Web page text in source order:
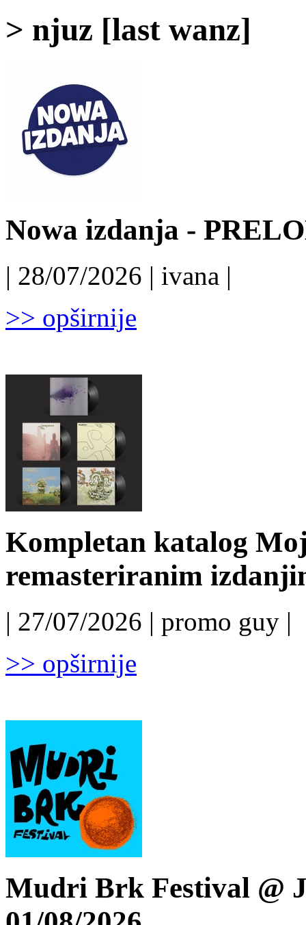
> njuz [last wanz]
Nowa izdanja -
| 28/07/2026 | ivana |
>> opširnije
Kompletan katalog
remasteriranim
| 27/07/2026 | promo guy |
>> opširnije
Mudri Brk Festival @